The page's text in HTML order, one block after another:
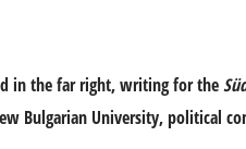
in the far right, writing for the
Bulgarian University, political